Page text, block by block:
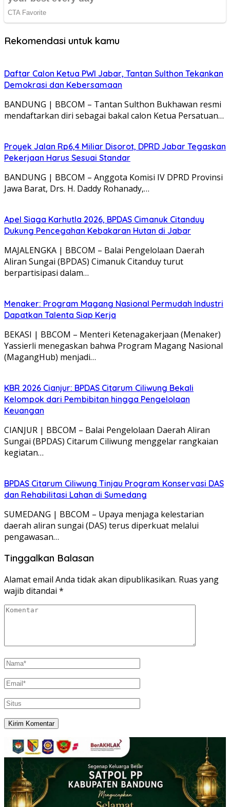
Rekomendasi untuk kamu
Daftar Calon Ketua PWI Jabar, Tantan Sulthon Tekankan
Demokrasi dan Kebersamaan
BANDUNG | BBCOM – Tantan Sulthon Bukhawan resmi
mendaftarkan diri sebagai bakal calon Ketua Persatuan…
Proyek Jalan Rp6,4 Miliar Disorot, DPRD Jabar Tegaskan
Pekerjaan Harus Sesuai Standar
BANDUNG | BBCOM – Anggota Komisi IV DPRD Provinsi
Jawa Barat, Drs. H. Daddy Rohanady,…
Apel Siaga Karhutla 2026, BPDAS Cimanuk Citanduy
Dukung Pencegahan Kebakaran Hutan di Jabar
MAJALENGKA | BBCOM – Balai Pengelolaan Daerah
Aliran Sungai (BPDAS) Cimanuk Citanduy turut
berpartisipasi dalam…
Menaker: Program Magang Nasional Permudah Industri
Dapatkan Talenta Siap Kerja
BEKASI | BBCOM – Menteri Ketenagakerjaan (Menaker)
Yassierli menegaskan bahwa Program Magang Nasional
(MagangHub) menjadi…
KBR 2026 Cianjur: BPDAS Citarum Ciliwung Bekali
Kelompok dari Pembibitan hingga Pengelolaan
Keuangan
CIANJUR | BBCOM – Balai Pengelolaan Daerah Aliran
Sungai (BPDAS) Citarum Ciliwung menggelar rangkaian
kegiatan…
BPDAS Citarum Ciliwung Tinjau Program Konservasi DAS
dan Rehabilitasi Lahan di Sumedang
SUMEDANG | BBCOM – Upaya menjaga kelestarian
daerah aliran sungai (DAS) terus diperkuat melalui
pengawasan…
Tinggalkan Balasan
Alamat email Anda tidak akan dipublikasikan. Ruas yang
wajib ditandai *